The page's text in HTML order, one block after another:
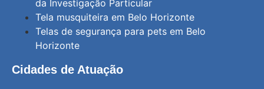
da Investigação Particular
Tela musquiteira em Belo Horizonte
Telas de segurança para pets em Belo
Horizonte
Cidades de Atuação